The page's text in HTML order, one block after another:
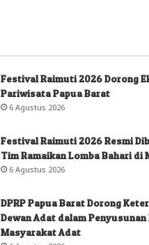
Festival Raimuti 2026 Dorong
Pariwisata Papua Barat
6 Agustus 2026
Festival Raimuti 2026 Resmi
Tim Ramaikan Lomba Bahari di
6 Agustus 2026
DPRP Papua Barat Dorong
Dewan Adat dalam Penyusunan
Masyarakat Adat